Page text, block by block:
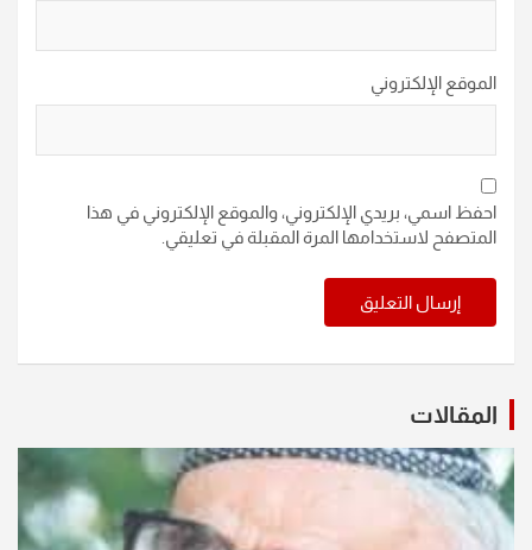
الموقع الإلكتروني
احفظ اسمي، بريدي الإلكتروني، والموقع الإلكتروني في هذا
المتصفح لاستخدامها المرة المقبلة في تعليقي.
المقالات